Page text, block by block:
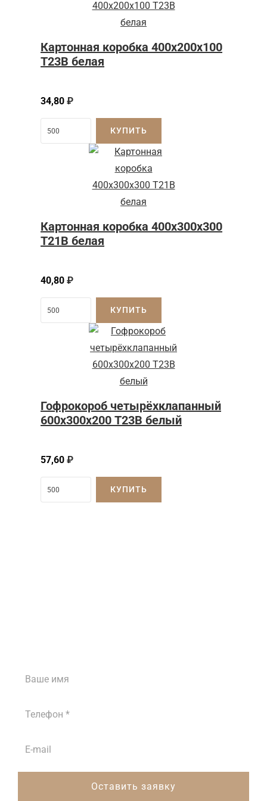
Картонная коробка 400x200x100
Т23B белая
34,80 ₽
КУПИТЬ
Картонная коробка 400x300x300
Т21B белая
40,80 ₽
КУПИТЬ
Гофрокороб четырёхклапанный
600х300х200 Т23В белый
57,60 ₽
КУПИТЬ
Оставить заявку